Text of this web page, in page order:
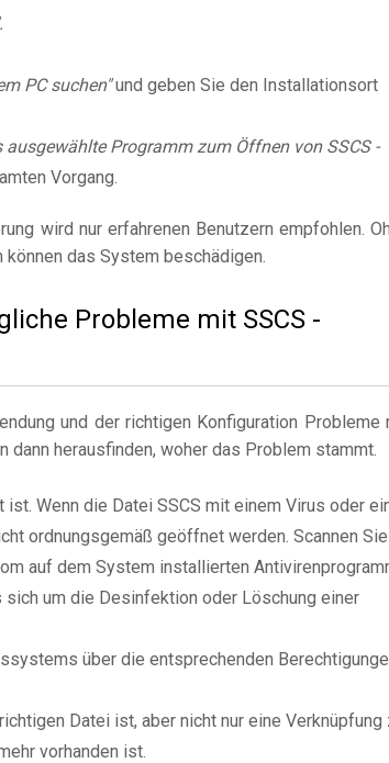
PC suchen"und geben Sie den Installationsort
ausgewählte Programm zum Öffnen von SSCS -
Vorgang.
wird nur erfahrenen Benutzern empfohlen.
das System beschädigen.
Probleme mit SSCS -
und der richtigen Konfiguration Probleme
dann herausfinden, woher das Problem stammt.
ist. Wenn die Datei SSCS mit einem Virus oder
ordnungsgemäß geöffnet werden. Scannen
auf dem System installierten
um die Desinfektion oder Löschung einer
über die entsprechenden
Datei ist, aber nicht nur eine Verknüpfung
vorhanden ist.